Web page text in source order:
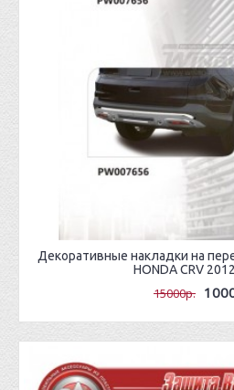
Декоративные накладки на
HONDA CRV
15000р.